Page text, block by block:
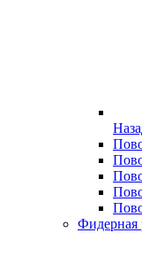
Фидерная